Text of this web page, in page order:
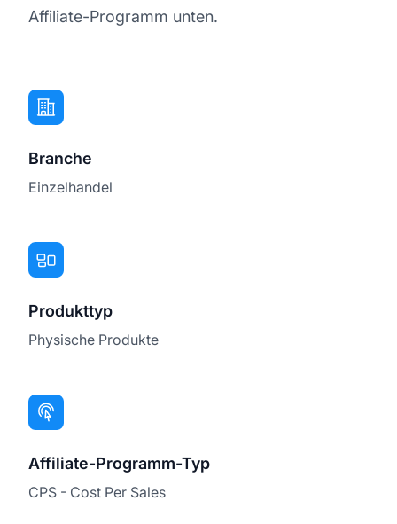
Affiliate-Programm unten.
Branche
Einzelhandel
Produkttyp
Physische Produkte
Affiliate-Programm-Typ
CPS - Cost Per Sales